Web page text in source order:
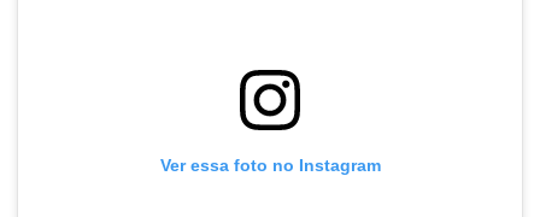
Ver essa foto no Instagram